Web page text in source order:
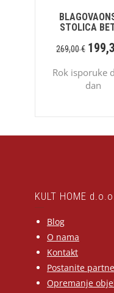
STOLICA
269,00€
Rok isporuke
dan
KULT HOME
Blog
O nama
Kontakt
Postanite
Opremanje